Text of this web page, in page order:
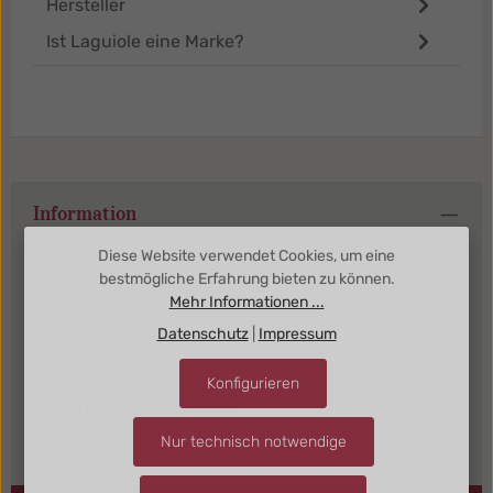
Hersteller
Ist Laguiole eine Marke?
Information
Kundenbereich
Kontakt + Anfahrt Köln
Diese Website verwendet Cookies, um eine
bestmögliche Erfahrung bieten zu können.
Mehr Informationen ...
Datenschutz| Impressum
Nur technisch notwendige
Konfigurieren